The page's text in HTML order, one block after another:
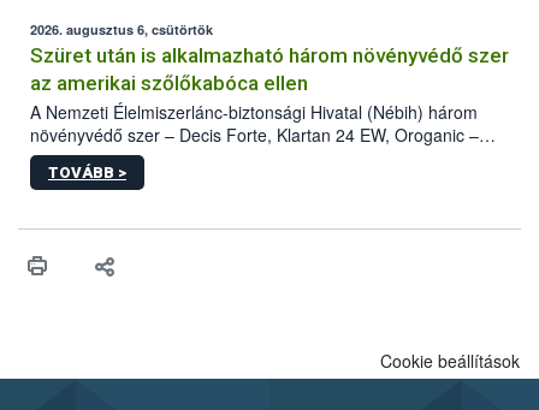
az intenzív felderítést, emellett az intézkedéseket a szlovák
hatósággal is összehangolják a terjedés megállítása érdekében.
2026. augusztus 6, csütörtök
Szüret után is alkalmazható három növényvédő szer
az amerikai szőlőkabóca ellen
A Nemzeti Élelmiszerlánc-biztonsági Hivatal (Nébih) három
növényvédő szer – Decis Forte, Klartan 24 EW, Oroganic –
engedélyokiratát módosította, így azok a szüretet követően,
egészen a vesszőérettség (BBCH 91) stádiumáig
érésű szőlőkben is legyen lehetőség a károsító elleni további
felhasználók számára is elérhető és ökológiai termesztésben is
TOVÁBB >
Cookie beállítások